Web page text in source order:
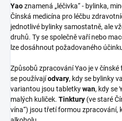
Yaoznamená „léčivka“ - bylinka,
Čínská medicína pro léčbu
jednotlivé bylinky samostatně, ale
druhů. Ty se společně vaří nebo
lze dosáhnout požadovaného
Způsobů zpracování Yao je v
se používajíodvary, kdy se bylinky
variantou jsou tabletkywan, kdy se
malých kuliček. Tinktury (ve staré
vína“) jsou třetí formou zpracování,